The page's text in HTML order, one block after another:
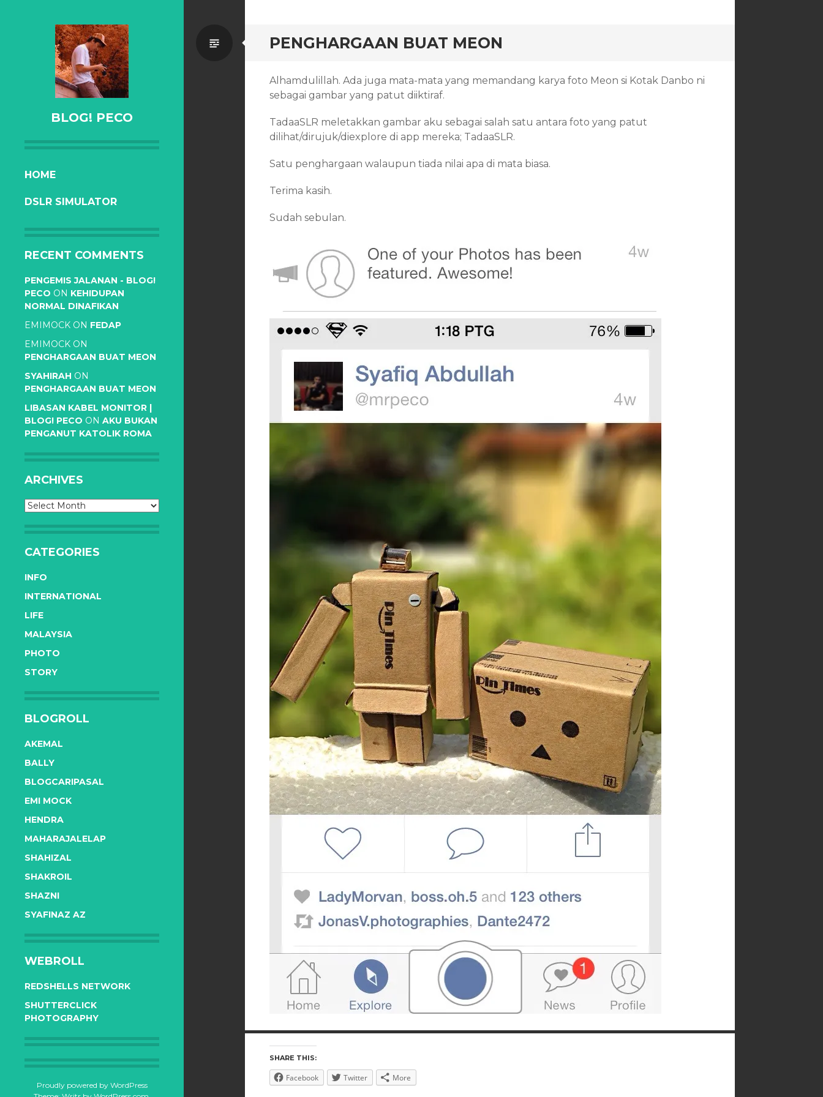
BLOG! PECO
SKIP
CONTENT
HOME
DSLR SIMULATOR
RECENT COMMENTS
PENGEMIS JALANAN - BLOG!
PECO ON KEHIDUPAN
NORMAL DINAFIKAN
EMIMOCK ON FEDAP
EMIMOCK ON
PENGHARGAAN BUAT MEON
SYAHIRAH ON
PENGHARGAAN BUAT MEON
LIBASAN KABEL MONITOR |
BLOG! PECO ON AKU BUKAN
PENGANUT KATOLIK ROMA
ARCHIVES
Archives
CATEGORIES
INFO
INTERNATIONAL
LIFE
MALAYSIA
PHOTO
STORY
BLOGROLL
AKEMAL
BALLY
BLOGCARIPASAL
EMI MOCK
HENDRA
MAHARAJALELAP
SHAHIZAL
SHAKROIL
SHAZNI
SYAFINAZ AZ
WEBROLL
REDSHELLS NETWORK
SHUTTERCLICK
PHOTOGRAPHY
Proudly powered by WordPress
PENGHARGAAN BUAT MEON
Standard
Alhamdulillah. Ada juga mata-mata yang memandang karya foto Meon si Kotak Danbo ni
sebagai gambar yang patut diiktiraf.
TadaaSLR meletakkan gambar aku sebagai salah satu antara foto yang patut
dilihat/dirujuk/diexplore di app mereka; TadaaSLR.
Satu penghargaan walaupun tiada nilai apa di mata biasa.
Terima kasih.
Sudah sebulan.
SHARE THIS:
Facebook Twitter More